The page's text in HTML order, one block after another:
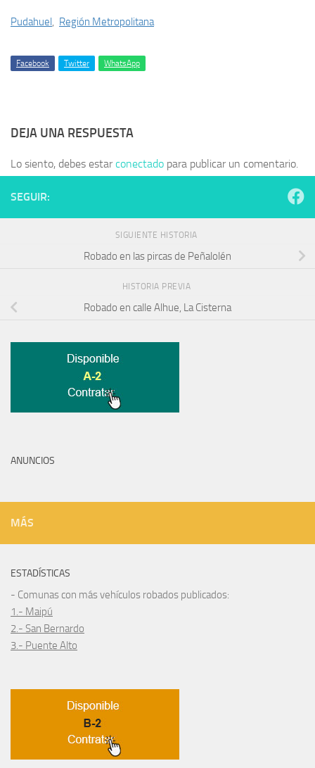
Pudahuel, Región Metropolitana
Facebook Twitter WhatsApp
DEJA UNA RESPUESTA
Lo siento, debes estarconectado para publicar un comentario.
SEGUIR:
SIGUIENTE HISTORIA
Robado en las pircas de Peñalolén
HISTORIA PREVIA
Robado en calle Alhue, La Cisterna
ANUNCIOS
MÁS
ESTADÍSTICAS
- Comunas con más vehículos robados publicados:
1.- Maipú
2.- San Bernardo
3.- Puente Alto